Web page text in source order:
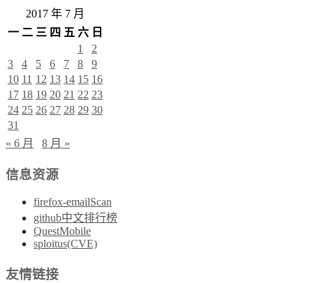
2017 年 7 月
一 二 三 四 五 六 日
1
2
3
4 5 6 7 8
9
10 11 12 13 14 15 16
17 18 19 20 21 22 23
24 25 26 27 28 29 30
31
« 6 月
8 月 »
信息资源
firefox-emailScan
github中文排行榜
QuestMobile
sploitus(CVE)
友情链接